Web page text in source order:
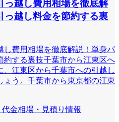
っ越し費用相場を徹底解
っ越し料金を節約する裏
し費用相場を徹底解説！単身パ
約する裏技千葉市から江東区へ
江東区から千葉市への引越し
う。千葉市から東京都の江東
金相場・見積り情報